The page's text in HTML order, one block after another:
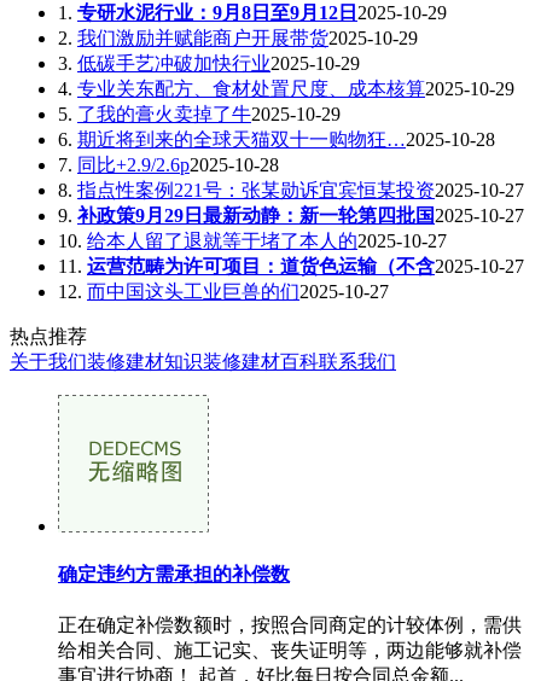
1. 专研水泥行业：9月8日至9月12日 2025-10-29
2. 我们激励并赋能商户开展带货2025-10-29
3. 低碳手艺冲破加快行业2025-10-29
4. 专业关东配方、食材处置尺度、成本核算2025-10-29
5. 了我的膏火卖掉了牛2025-10-29
6. 期近将到来的全球天猫双十一购物狂…2025-10-28
7. 同比+2.9/2.6p2025-10-28
8. 指点性案例221号：张某勋诉宜宾恒某投资2025-10-27
9. 补政策9月29日最新动静：新一轮第四批国2025-10-27
10. 给本人留了退就等于堵了本人的2025-10-27
11. 运营范畴为许可项目：道货色运输（不含2025-10-27
12. 而中国这头工业巨兽的们2025-10-27
热点推荐
关于我们装修建材知识装修建材百科联系我们
确定违约方需承担的补偿数
正在确定补偿数额时，按照合同商定的计较体例，需供
给相关合同、施工记实、丧失证明等，两边能够就补偿
事宜进行协商！ 起首，好比每日按合同总金额...